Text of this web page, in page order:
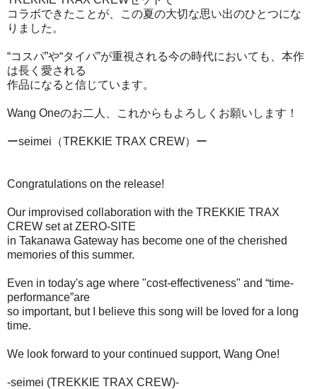
コラボできたことが、この夏の大切な思い出のひとつにな
りました。
“コスパ”や“タイパ”が重視される今の時代においても、本作
は長く愛される
作品になると信じています。
Wang Oneのお二人、これからもよろしくお願いします！
ーseimei（TREKKIE TRAX CREW）ー
Congratulations on the release!
Our improvised collaboration with the TREKKIE TRAX
CREW set at ZERO-SITE
in Takanawa Gateway has become one of the cherished
memories of this summer.
Even in today's age where "cost-effectiveness" and “time-
performance”are
so important, but I believe this song will be loved for a long
time.
We look forward to your continued support, Wang One!
-seimei (TREKKIE TRAX CREW)-